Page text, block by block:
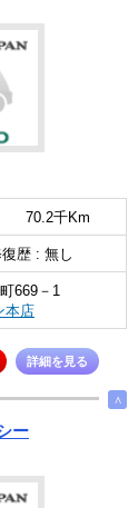
70.2千Km
歴 : 無し
669－1
本店
詳細を見る
∧
ー